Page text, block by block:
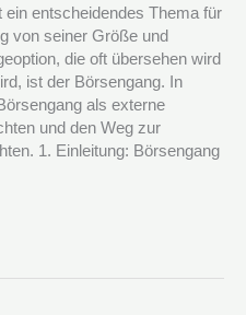
entscheidendes Thema für
von seiner Größe und
die oft übersehen wird
ist der Börsengang. In
als externe
und den Weg zur
1. Einleitung: Börsengang